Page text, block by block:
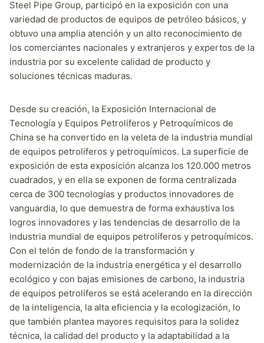
Steel Pipe Group, participó en la exposición con una
variedad de productos de equipos de petróleo básicos, y
obtuvo una amplia atención y un alto reconocimiento de
los comerciantes nacionales y extranjeros y expertos de la
industria por su excelente calidad de producto y
soluciones técnicas maduras.
Desde su creación, la Exposición Internacional de
Tecnología y Equipos Petrolíferos y Petroquímicos de
China se ha convertido en la veleta de la industria mundial
de equipos petrolíferos y petroquímicos. La superficie de
exposición de esta exposición alcanza los 120.000 metros
cuadrados, y en ella se exponen de forma centralizada
cerca de 300 tecnologías y productos innovadores de
vanguardia, lo que demuestra de forma exhaustiva los
logros innovadores y las tendencias de desarrollo de la
industria mundial de equipos petrolíferos y petroquímicos.
Con el telón de fondo de la transformación y
modernización de la industria energética y el desarrollo
ecológico y con bajas emisiones de carbono, la industria
de equipos petrolíferos se está acelerando en la dirección
de la inteligencia, la alta eficiencia y la ecologización, lo
que también plantea mayores requisitos para la solidez
técnica, la calidad del producto y la adaptabilidad a la